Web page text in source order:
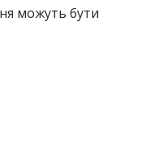
можуть бути